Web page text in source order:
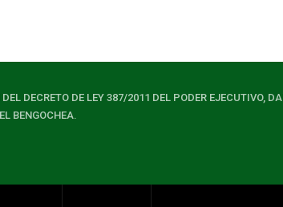
DECRETO DE LEY 387/2011 DEL PODER EJECUTIVO,
BENGOCHEA.